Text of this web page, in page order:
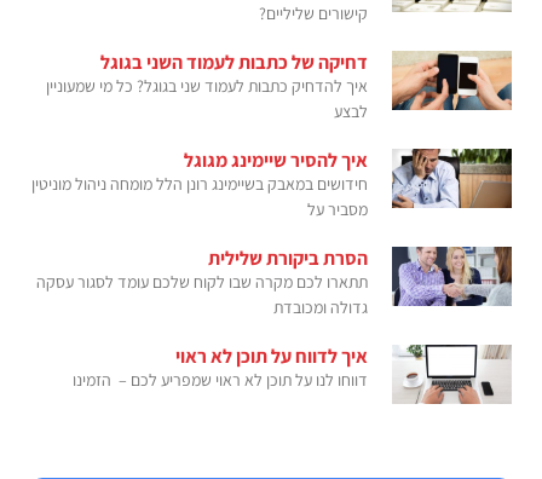
קישורים שליליים?
דחיקה של כתבות לעמוד השני בגוגל
איך להדחיק כתבות לעמוד שני בגוגל? כל מי שמעוניין
לבצע
איך להסיר שיימינג מגוגל
חידושים במאבק בשיימינג רונן הלל מומחה ניהול מוניטין
מסביר על
הסרת ביקורת שלילית
תתארו לכם מקרה שבו לקוח שלכם עומד לסגור עסקה
גדולה ומכובדת
איך לדווח על תוכן לא ראוי
דווחו לנו על תוכן לא ראוי שמפריע לכם – הזמינו